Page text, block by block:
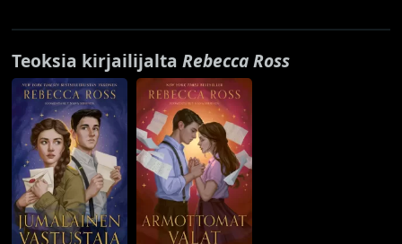
Teoksia kirjailijaltaRebecca Ross